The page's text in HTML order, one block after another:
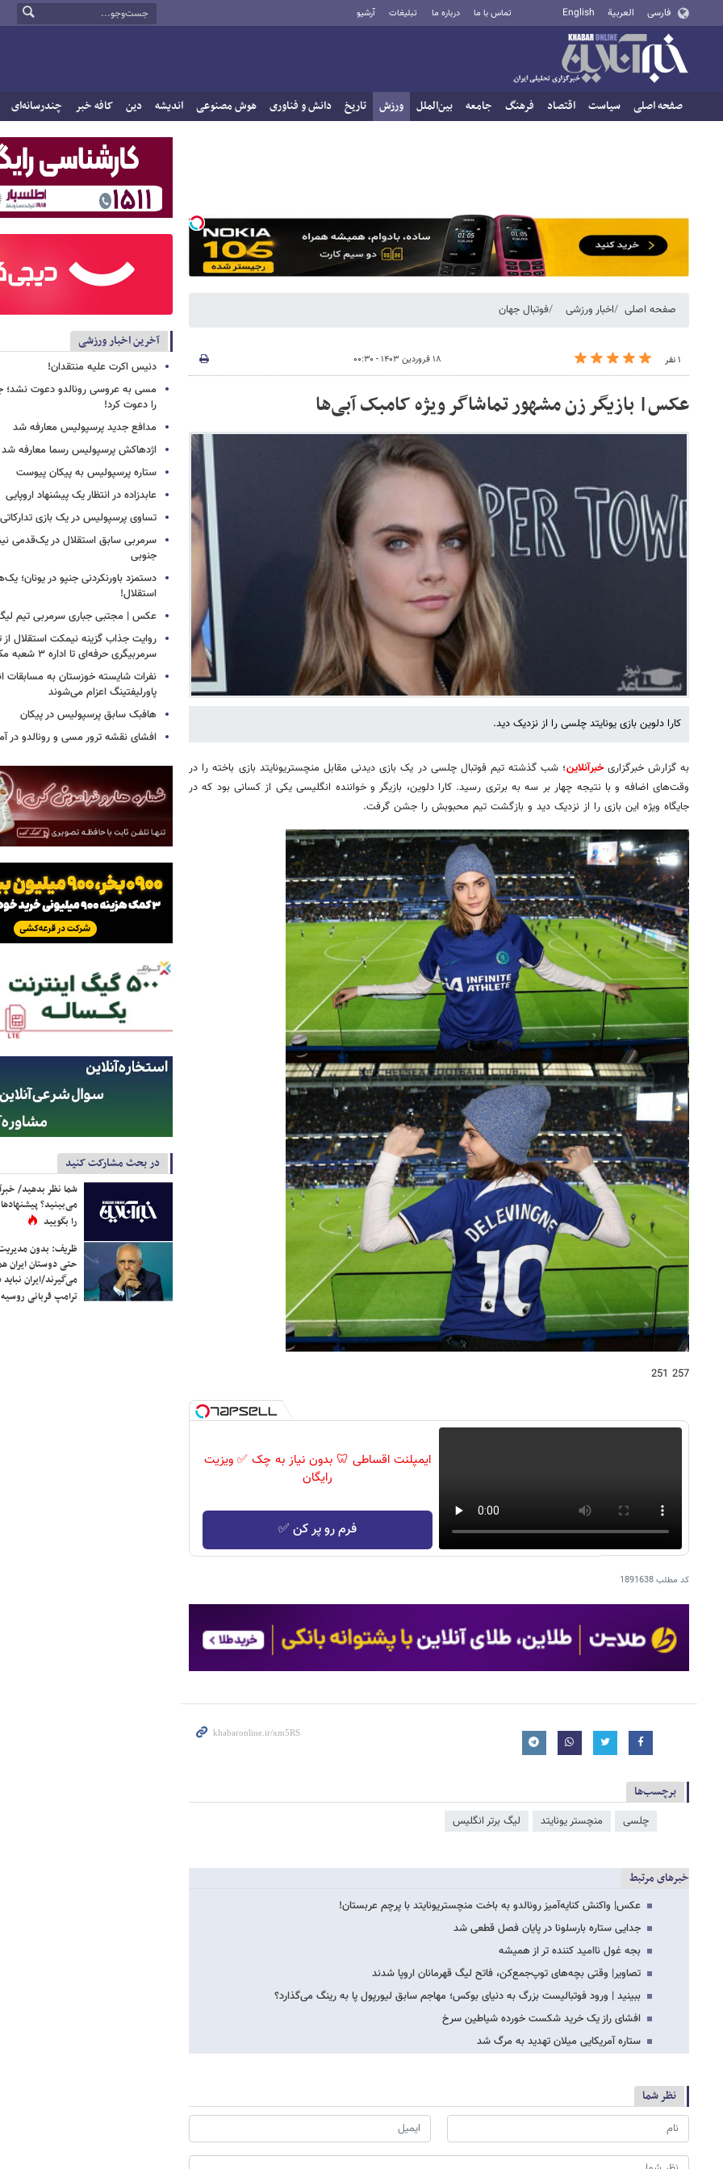
فارسی العربية English تماس با ما درباره ما تبلیغات آرشیو
صفحه اصلی سیاست اقتصاد فرهنگ جامعه بین‌الملل ورزش تاریخ دانش و فناوری هوش مصنوعی اندیشه دین کافه خبر چندرسانه‌ای
صفحه اصلی اخبار ورزشی فوتبال جهان
۱ نفر ۱۸ فروردین ۱۴۰۳ - ۰۰:۳۰
عکس| بازیگر زن مشهور تماشاگر ویژه کامبک آبی‌ها
کارا دلوین بازی یونایتد چلسی را از نزدیک دید.
به گزارش خبرگزاریخبرآنلاین؛ شب گذشته تیم فوتبال چلسی در یک بازی دیدنی مقابل منچستریونایتد بازی باخته را در
وقت‌های اضافه و با نتیجه چهار بر سه به برتری رسید. کارا دلوین، بازیگر و خواننده انگلیسی یکی از کسانی بود که در
جایگاه ویژه این بازی را از نزدیک دید و بازگشت تیم محبوبش را جشن گرفت.
257 251
ایمپلنت اقساطی 🦷 بدون نیاز به چک ✅ ویزیت
رایگان
فرم رو پر کن ✅
کد مطلب1891638
برچسب‌ها
چلسی منچستر یونایتد لیگ برتر انگلیس
خبرهای مرتبط
عکس| واکنش کنایه‌آمیز رونالدو به باخت منچستریونایتد با پرچم عربستان!
جدایی ستاره بارسلونا در پایان فصل قطعی شد
بجه غول ناامید کننده تر از همیشه
تصاویر| وقتی بچه‌های توپ‌جمع‌کن‌، فاتح لیگ قهرمانان اروپا شدند
ببینید | ورود فوتبالیست بزرگ به دنیای بوکس؛ مهاجم سابق لیورپول پا به رینگ می‌گذارد؟
افشای راز یک خرید شکست خورده شیاطین سرخ
ستاره آمریکایی میلان تهدید به مرگ شد
نظر شما
آخرین اخبار ورزشی
دنیس اکرت علیه منتقدان!
مسی به عروسی رونالدو دعوت نشد؛
را دعوت کرد!
مدافع جدید پرسپولیس معارفه شد
اژدهاکش پرسپولیس رسما معارفه شد
ستاره پرسپولیس به پیکان پیوست
عابدزاده در انتظار یک پیشنهاد اروپایی
تساوی پرسپولیس در یک بازی تدارکاتی
سرمربی سابق استقلال در یک‌قدمی
جنوبی
دستمزد باورنکردنی جنپو در یونان؛
استقلال!
عکس | مجتبی جباری سرمربی تیم
روایت جذاب گزینه نیمکت استقلال از
سرمربیگری حرفه‌ای تا اداره ۳ شعبه مک‌دونالد!
نفرات شایسته خوزستان به مسابقات
پاورلیفتینگ اعزام می‌شوند
هافبک سابق پرسپولیس در پیکان
افشای نقشه ترور مسی و رونالدو در
در بحث مشارکت کنید
شما نظر بدهید/
می‌بینید؟
را بگویید
ظریف: بدون مدیریت
حتی دوستان ایران
می‌گیرند/ایران
ترامپ قربانی